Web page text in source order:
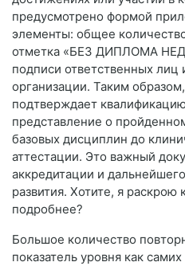
предусмотрено формой
элементы: общее
отметка «БЕЗ ДИПЛОМА
подписи ответственных лиц
организации. Таким
подтверждает
представление о
базовых дисциплин до
аттестации. Это важный
аккредитации и
развития. Хотите, я раскрою
подробнее?
Большое количество
показатель уровня как